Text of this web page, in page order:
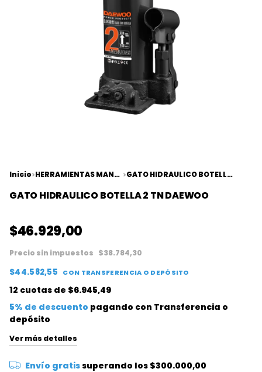
Inicio> HERRAMIENTAS MANUALES > GATO HIDRAULICO BOTELLA 2 TN DAEWOO
GATO HIDRAULICO BOTELLA 2 TN DAEWOO
$46.929,00
Precio sin impuestos $38.784,30
$44.582,55 CON TRANSFERENCIA O DEPÓSITO
12 cuotas de $6.945,49
5% de descuento pagando con Transferencia o
depósito
Ver más detalles
Envío gratissuperando los $300.000,00